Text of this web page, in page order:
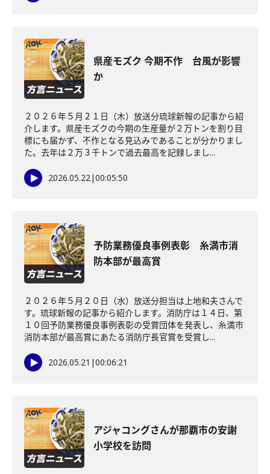
県産モズク 今期不作 台風が影響
か
２０２６年５月２１日（木）放送分琉球新報の記事から紹
介します。県産モズクの今期の生産量が２万トンを割り目
標にも届かず、不作となる見込みであることが分かりまし
た。去年は２万３千トンで過去最高を記録しまし...
2026.05.22|00:05:50
予防業務優良事例表彰 糸満市消
防本部が最高賞
２０２６年５月２０日（水）放送分担当は上地和夫さんで
す。琉球新報の記事から紹介します。消防庁は１４日、第
１０回予防業務優良事例表彰の受賞団体を発表し、糸満市
消防本部が最高賞にあたる消防庁長官賞を受賞し...
2026.05.21 |00:06:21
アジャコングさんが那覇市の安謝
小学校を訪問